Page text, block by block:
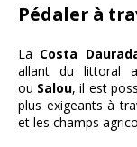
Pédaler à
La Costa
allant du littoral
ou Salou, il est
plus exigeants à
et les champs